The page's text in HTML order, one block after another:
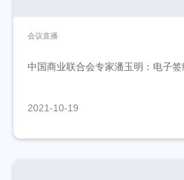
会议直播
中国商业联合会专家潘玉明：电子
2021-10-19